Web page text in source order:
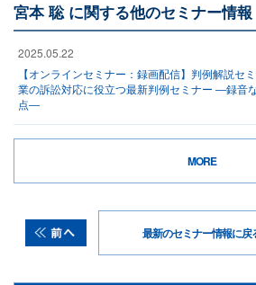
宮本 聡 に関する他のセミナー情報
2025.05.22
【オンラインセミナー：録画配信】判例解説セ
業の訴訟対応に役立つ最新判例セミナー ―録音
点―
MORE
最新のセミナー情報に戻